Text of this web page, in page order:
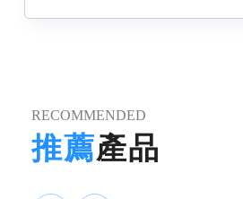
RECOMMENDED
推薦產品